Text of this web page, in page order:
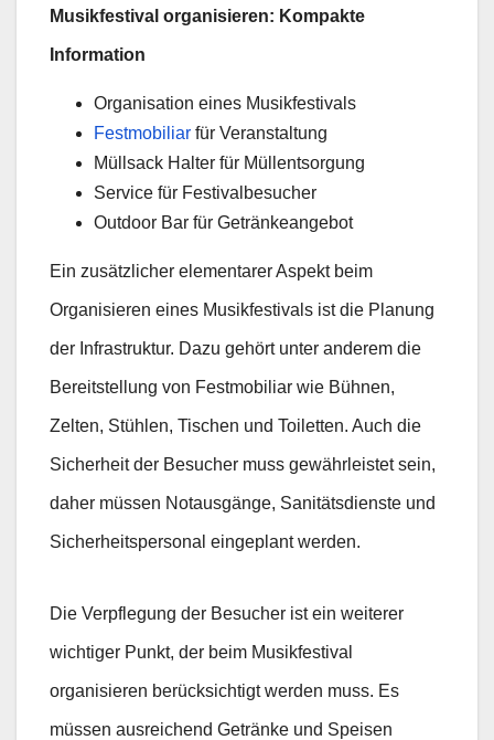
Musikfestival organisieren: Kompakte
Information
Organisation eines Musikfestivals
Festmobiliar für Veranstaltung
Müllsack Halter für Müllentsorgung
Service für Festivalbesucher
Outdoor Bar für Getränkeangebot
Ein zusätzlicher elementarer Aspekt beim
Organisieren eines Musikfestivals ist die Planung
der Infrastruktur. Dazu gehört unter anderem die
Bereitstellung von Festmobiliar wie Bühnen,
Zelten, Stühlen, Tischen und Toiletten. Auch die
Sicherheit der Besucher muss gewährleistet sein,
daher müssen Notausgänge, Sanitätsdienste und
Sicherheitspersonal eingeplant werden.
Die Verpflegung der Besucher ist ein weiterer
wichtiger Punkt, der beim Musikfestival
organisieren berücksichtigt werden muss. Es
müssen ausreichend Getränke und Speisen